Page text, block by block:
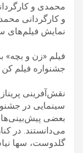
محمدی و
و کارگردانی
نمایش فیلم‌های
فیلم «زن و بچه»
جشنواره فیلم
نقش‌آفرینی‌
سینمایی در
بعضی پیش‌بینی‌ها
می‌دانستند. در
گلدوست، سها